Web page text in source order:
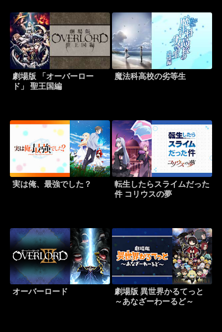
劇場版 「オーバーロー
ド」 聖王国編
魔法科高校の劣等生
実は俺、最強でした？
転生したらスライムだった
件 コリウスの夢
オーバーロード
劇場版 異世界かるてっと
～あなざーわーるど～